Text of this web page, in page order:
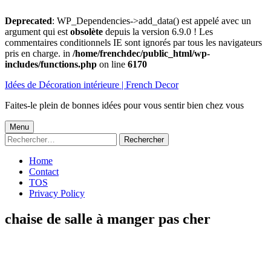
Deprecated: WP_Dependencies->add_data() est appelé avec un
argument qui est obsolète depuis la version 6.9.0 ! Les
commentaires conditionnels IE sont ignorés par tous les navigateurs
pris en charge. in /home/frenchdec/public_html/wp-
includes/functions.php on line 6170
au
Idées de Décoration intérieure | French Decor
Faites-le plein de bonnes idées pour vous sentir bien chez vous
Menu
principal
Menu
Rechercher :
Home
Contact
TOS
Privacy Policy
chaise de salle à manger pas cher